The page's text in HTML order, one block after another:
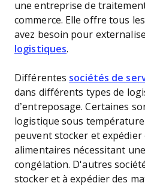
une entreprise de
commerce. Elle offre tous
avez besoin pour
logistiques.
Différentes sociétés de
dans différents types de
d’entreposage. Certaines
logistique sous
peuvent stocker et expédier
alimentaires nécessitant
congélation. D'autres
stocker et à expédier des